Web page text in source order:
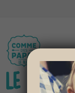
LE BLOG